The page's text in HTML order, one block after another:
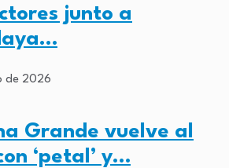
junto a
de 2026
Grande vuelve al
‘petal’ y…